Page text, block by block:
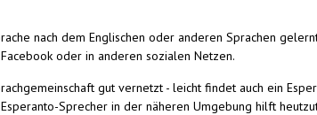
nach dem Englischen oder anderen Sprachen
oder in anderen sozialen Netzen.
gut vernetzt - leicht findet auch ein
Sprecher in der näheren Umgebung hilft